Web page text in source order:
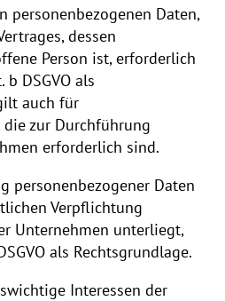
personenbezogenen Daten,
dessen
Person ist, erforderlich
DSGVO als
auch für
zur Durchführung
erforderlich sind.
personenbezogener Daten
Verpflichtung
Unternehmen unterliegt,
als Rechtsgrundlage.
Interessen der